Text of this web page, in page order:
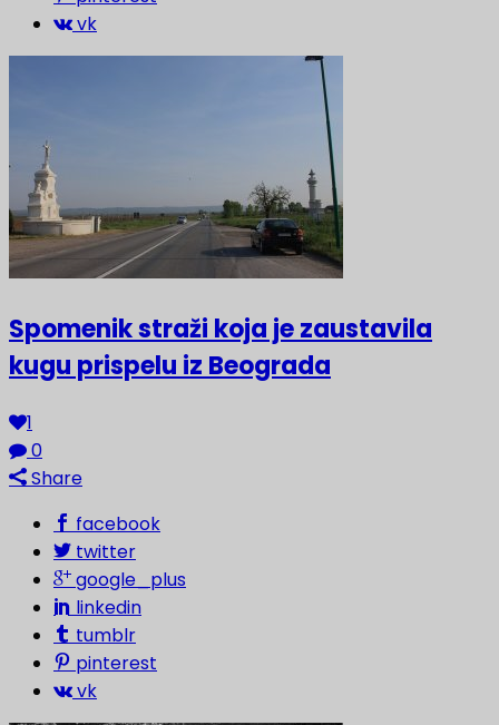
vk
Spomenik straži koja je zaustavila
kugu prispelu iz Beograda
1
0
Share
facebook
twitter
google_plus
linkedin
tumblr
pinterest
vk